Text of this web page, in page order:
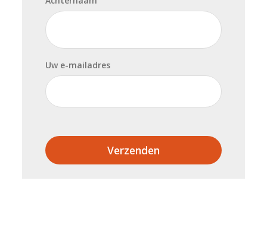
Uw e-mailadres
Verzenden